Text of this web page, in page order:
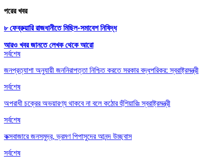
পরের খবর
৮ ফেব্রুয়ারি রাজধানীতে মিছিল-সমাবেশ নিষিদ্ধ
আরও খবর জানতে লেখক থেকে আরো
সর্বশেষ
জনপ্রত্যাশা অনুযায়ী জননিরাপত্তা নিশ্চিত করতে সরকার বদ্ধপরিকর: স্বরাষ্ট্রমন্ত্রী
সর্বশেষ
অপরাধী চক্রের অভয়ারণ্য থাকবে না বলে কঠোর হুঁশিয়ারিঃ স্বরাষ্ট্রমন্ত্রী
সর্বশেষ
কক্সবাজারে জনসমুদ্র, ভ্রমণ পিপাসুদের আনন্দ উচ্ছ্বাস
সর্বশেষ